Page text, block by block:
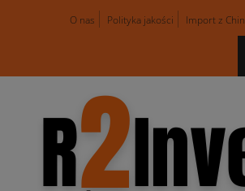
O nas Polityka jakości Import z Chin